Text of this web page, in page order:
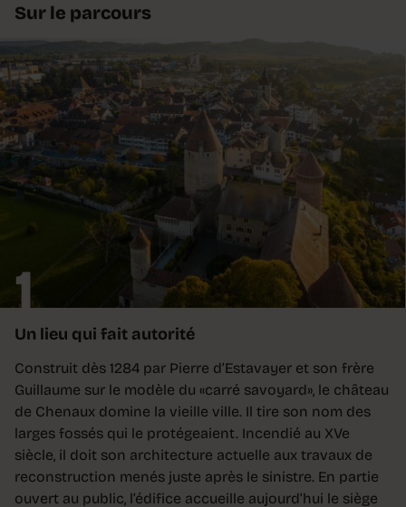
Sur le parcours
1
Un lieu qui fait autorité
Construit dès 1284 par Pierre d’Estavayer et son frère
Guillaume sur le modèle du «carré savoyard», le château
de Chenaux domine la vieille ville. Il tire son nom des
larges fossés qui le protégeaient. Incendié au XVe
siècle, il doit son architecture actuelle aux travaux de
reconstruction menés juste après le sinistre. En partie
ouvert au public, l’édifice accueille aujourd’hui le siège